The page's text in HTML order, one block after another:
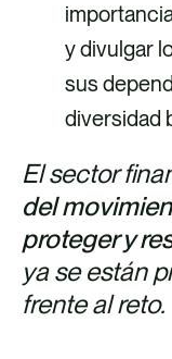
y divulgar
sus
diversidad
El sector
del
proteger y
ya se están
frente al reto.